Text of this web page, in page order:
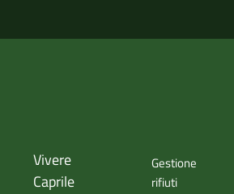
Vivere
Caprile
Gestione
rifiuti